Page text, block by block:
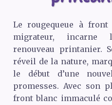
Le rougequeue à
migrateur, incarne
renouveau printanier.
réveil de la nature,
le début d’une
promesses. Avec son
front blanc immaculé